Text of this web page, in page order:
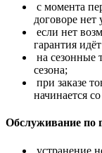
с момента
договоре нет
если нет
гарантия
на сезонные
сезона;
при заказе
начинается
Обслуживание по
устранение